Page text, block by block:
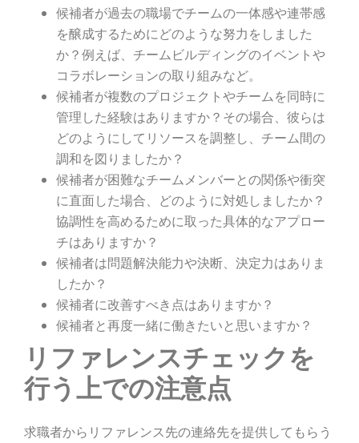
候補者が過去の職場でチームの一体感や連帯感
を醸成するためにどのような努力をしました
か？例えば、チームビルディングのイベントや
コラボレーションの取り組みなど。
候補者が複数のプロジェクトやチームを同時に
管理した経験はありますか？その場合、彼らは
どのようにしてリソースを調整し、チーム間の
調和を図りましたか？
候補者が困難なチームメンバーとの関係や衝突
に直面した場合、どのように対処しましたか？
協調性を高めるために取った具体的なアプロー
チはありますか？
候補者は問題解決能力や決断、決定力はありま
したか？
候補者に改善すべき点はありますか？
候補者と再度一緒に働きたいと思いますか？
リファレンスチェックを
行う上での注意点
求職者からリファレンス先の連絡先を提供してもらう